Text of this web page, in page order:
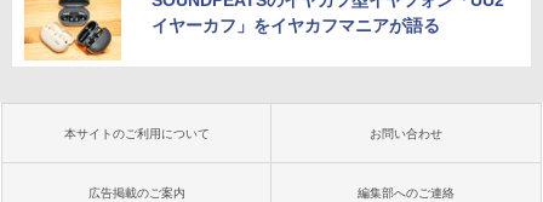
イヤーカフ」をイヤカフマニアが語る
本サイトのご利用について お問い合わせ
広告掲載のご案内 編集部へのご連絡